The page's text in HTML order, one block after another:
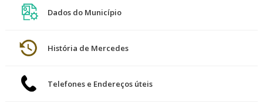
Dados do Município
História de Mercedes
Telefones e Endereços úteis